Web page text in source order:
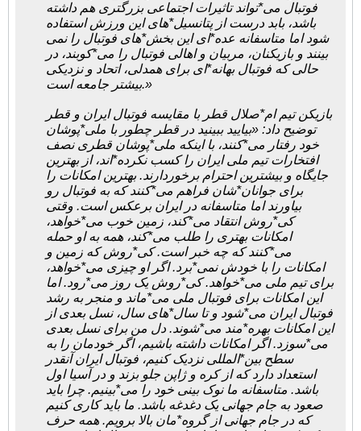
فوتبال می*تواند تاثیرات اجتماعی بزرگتری هم داشته
باشد، بابد درست از پتانسیل*های این ورزش استفاده
شود اما متاسفانه عده*ای این بخش*های فوتبال را نمی
بینند و بازیکنان، مربیان و اهالی فوتبال را می*کوبند، در
حالی که فوتبال بهانه*ای برای همدلی، اتحاد و نزدیکی
بیشتر جامعه است.»
بازیکن تیم ام*صلال قطر با مقایسه فوتبال ایران و قطر
توضیح داد: «بیایید ببینید در قطر چطور با ملی*پوشان
خود رفتار می*کنند، با اینکه ملی*پوشان قطری نصف
افتخارات تیم ملی ایران را کسب نکرده*اند، از بهترین
جایگاه و بیشترین احترام برخوردارند. بهترین امکانات را
برای جوانان*شان فراهم می*کنند که به فوتبال رو
بیاورند اما متاسفانه در ایران برعکس است. وقتی
کی*روش انتقاد می*کند، زمین خوب می*خواهد،
امکانات بهتری را طلب می*کند، همه به او حمله
می*کنند که چه خبر است. کی*روش که زمین و
امکانات را با خودش نمی*برد. اگر او چیزی می*خواهد،
برای تیم ملی می*خواهد. کی*روش یک روز می*رود. اما
این امکانات برای فوتبال ملی می*ماند و منجر به رشد
فوتبال ایران می*شود و تا سال*های سال، نسل بعدی از
این امکانات بهره*مند می*شوند. دل من برای نسل بعدی
می*سوزد. اگر امکانات داشته باشیم، اگر خودمان را به
سطح بین*المللی نزدیک کنیم، فوتبال ایران آنقدر
استعداد دارد که از کره و ژاپن جلو بزند و در آسیا اول
باشد. متاسفانه ما نوک بینی خود را می*بینیم. چرا باید
صعود به جام جهانی یک دغدغه باشد. ما باید کاری کنیم
که در جام جهانی از گروه*مان بالا برویم. همه حرف